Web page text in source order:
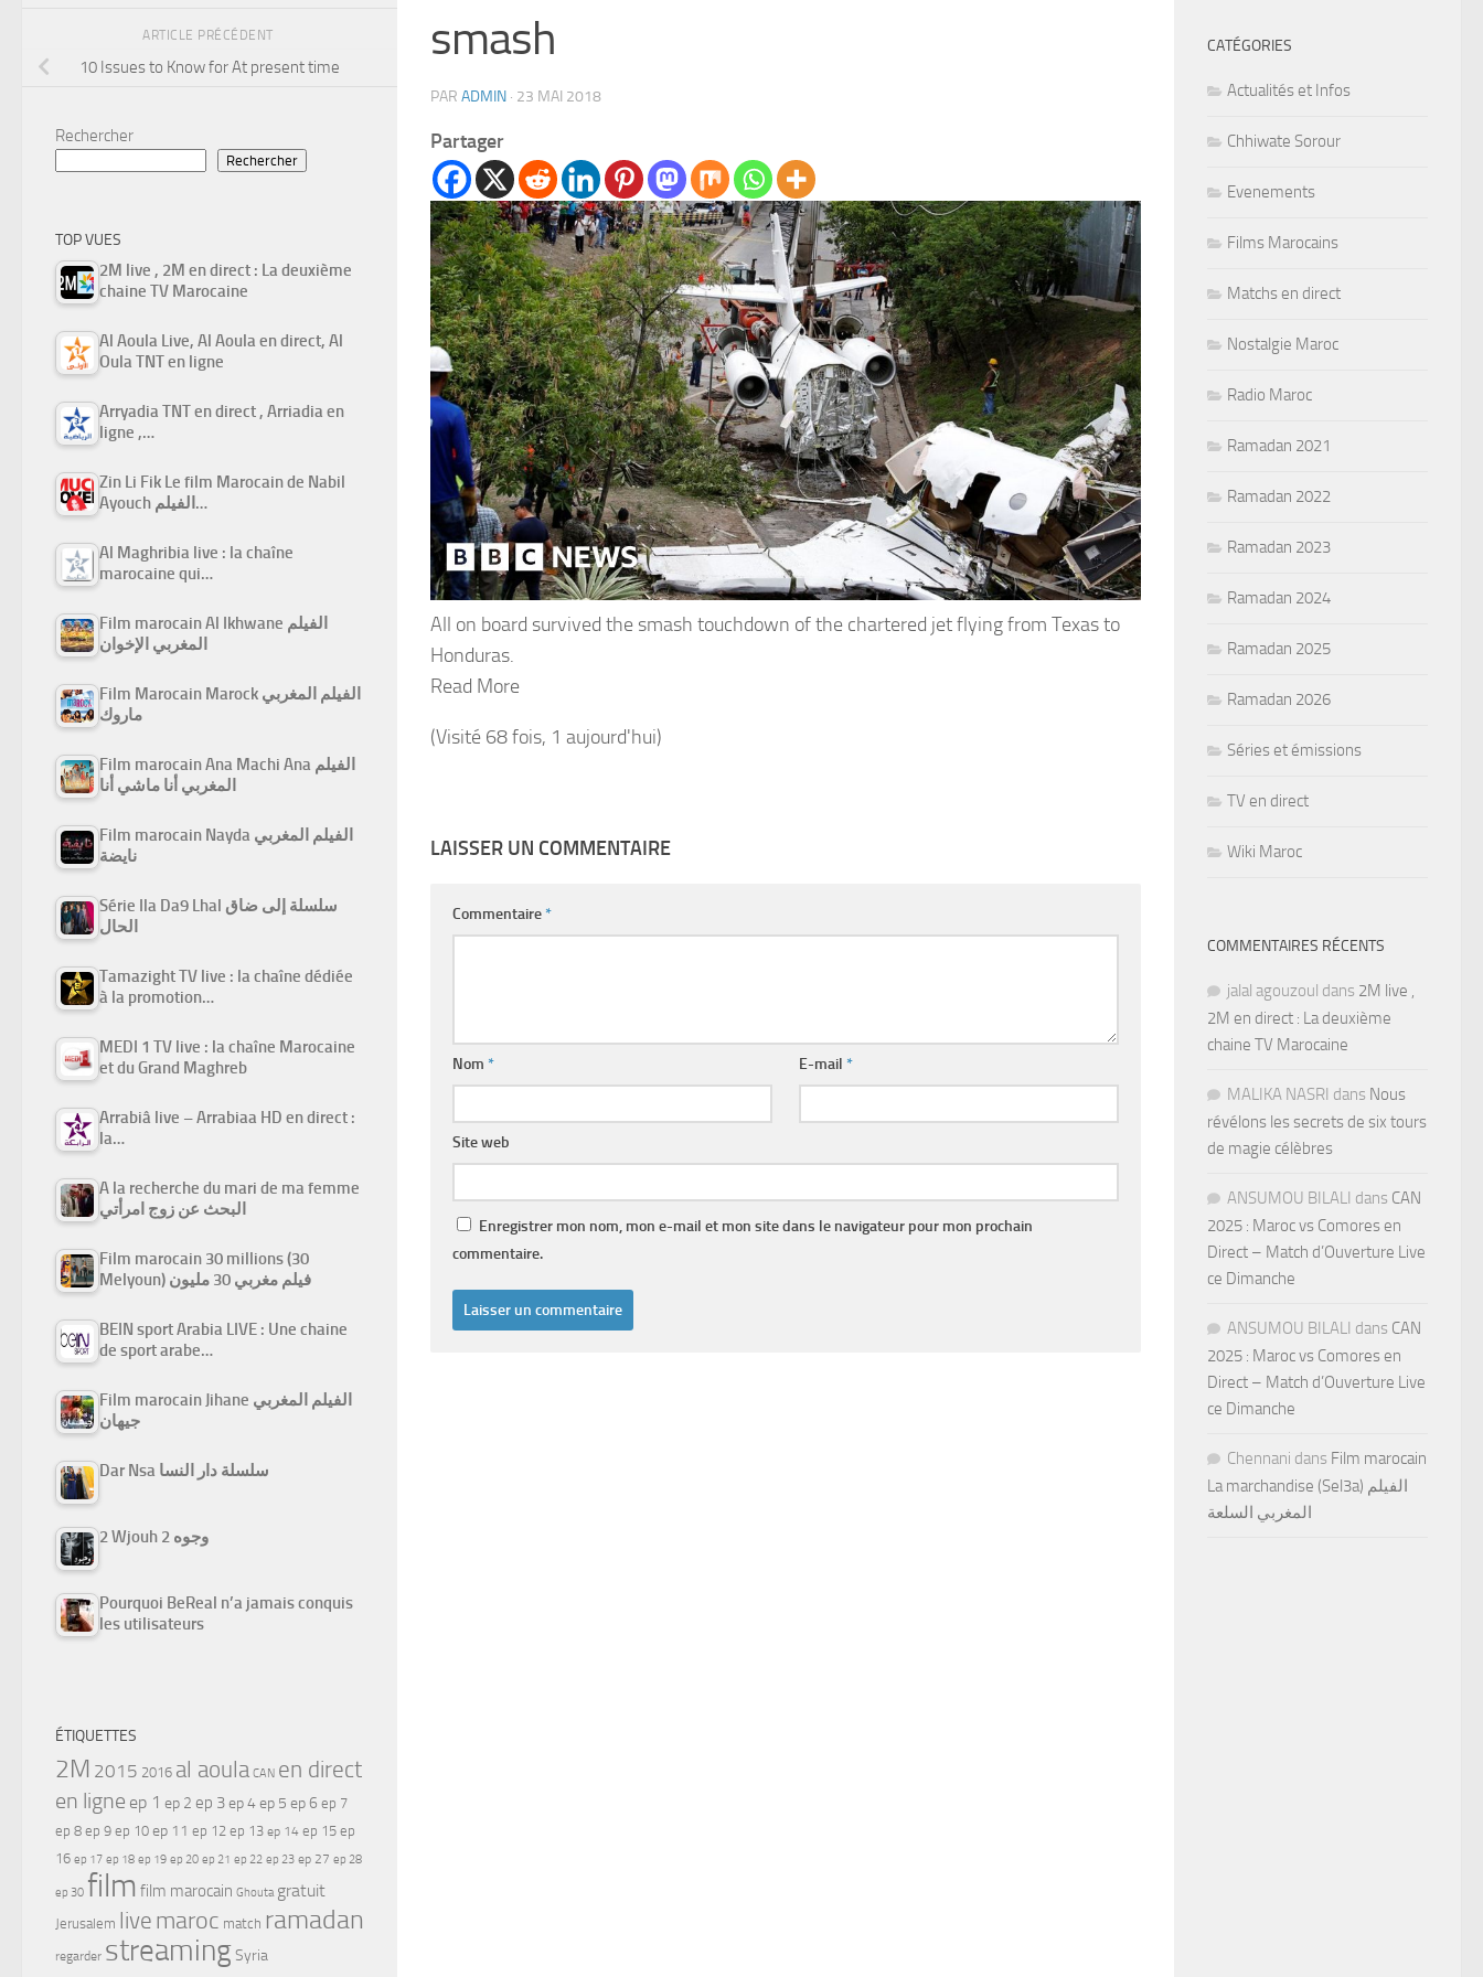
smash
PAR ADMIN · 23 MAI 2018
Partager
All on board survived the smash touchdown of the chartered jet flying from Texas to
Honduras.
Read More
(Visité 68 fois, 1 aujourd'hui)
LAISSER UN COMMENTAIRE
Commentaire*
Nom * E-mail*
Site web
Enregistrer mon nom, mon e-mail et mon site dans le navigateur pour mon prochain
commentaire.
ARTICLE PRÉCÉDENT
10 Issues to Know for At present time
Rechercher
Rechercher
TOP VUES
2M live , 2M en direct : La deuxième
chaine TV Marocaine
Al Aoula Live, Al Aoula en direct, Al
Oula TNT en ligne
Arryadia TNT en direct , Arriadia en
ligne ,…
Zin Li Fik Le film Marocain de Nabil
Ayouch الفيلم…
Al Maghribia live : la chaîne
marocaine qui…
Film marocain Al Ikhwane الفيلم
المغربي الإخوان
Film Marocain Marock الفيلم المغربي
ماروك
Film marocain Ana Machi Ana الفيلم
المغربي أنا ماشي أنا
Film marocain Nayda الفيلم المغربي
نايضة
Série Ila Da9 Lhal سلسلة إلى ضاق
الحال
Tamazight TV live : la chaîne dédiée
à la promotion…
MEDI 1 TV live : la chaîne Marocaine
et du Grand Maghreb
Arrabiâ live – Arrabiaa HD en direct :
la…
A la recherche du mari de ma femme
البحث عن زوج امرأتي
Film marocain 30 millions (30
Melyoun) فيلم مغربي 30 مليون
BEIN sport Arabia LIVE : Une chaine
de sport arabe…
Film marocain Jihane الفيلم المغربي
جيهان
Dar Nsa سلسلة دار النسا
2 Wjouh 2 وجوه
Pourquoi BeReal n’a jamais conquis
les utilisateurs
ÉTIQUETTES
2M 2015 2016 al aoula CAN en direct
en ligne ep 1 ep 2 ep 3ep 4ep 5 ep 6 ep 7
ep 8 ep 9 ep 10 ep 11 ep 12 ep 13 ep 14 ep 15 ep
16 ep 17 ep 18 ep 19 ep 20 ep 21 ep 22 ep 23 ep 27 ep 28
ep 30 film film marocain Ghouta gratuit
Jerusalem live maroc match ramadan
regarder streamingSyria
CATÉGORIES
Actualités et Infos
Chhiwate Sorour
Evenements
Films Marocains
Matchs en direct
Nostalgie Maroc
Radio Maroc
Ramadan 2021
Ramadan 2022
Ramadan 2023
Ramadan 2024
Ramadan 2025
Ramadan 2026
Séries et émissions
TV en direct
Wiki Maroc
COMMENTAIRES RÉCENTS
jalal agouzoul dans 2M live ,
2M en direct : La deuxième
chaine TV Marocaine
MALIKA NASRI dans Nous
révélons les secrets de six tours
de magie célèbres
ANSUMOU BILALI dans CAN
2025 : Maroc vs Comores en
Direct – Match d’Ouverture Live
ce Dimanche
ANSUMOU BILALI dans CAN
2025 : Maroc vs Comores en
Direct – Match d’Ouverture Live
ce Dimanche
Chennani dans Film marocain
La marchandise (Sel3a) الفيلم
المغربي السلعة